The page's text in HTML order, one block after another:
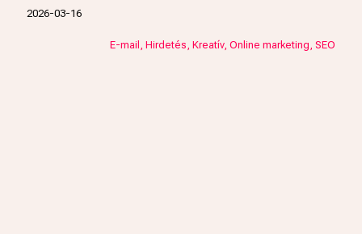
2026-03-16
E-mail Hirdetés Kreatív Online marketing SEO